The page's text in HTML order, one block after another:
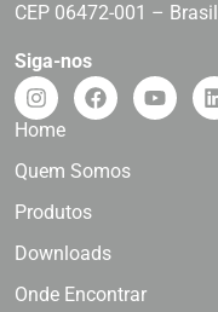
CEP 06472-001 – Brasil
Siga-nos
Home
Quem Somos
Produtos
Downloads
Onde Encontrar